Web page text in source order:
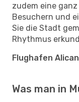
zudem eine
Besuchern und
Sie die Stadt
Rhythmus
Flughafen
Was man in